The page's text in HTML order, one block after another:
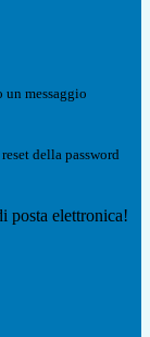
un messaggio
della password
posta elettronica!